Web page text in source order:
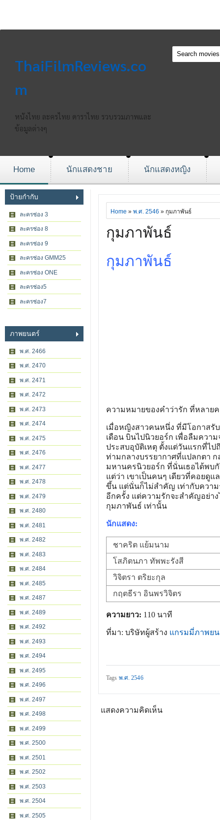
ThaiFilmReviews.co
m
หนังไทย ละครไทย ดาราไทย รวบรวมภาพและ
ข้อมูลต่างๆ
Home นักแสดงชาย นักแสดงหญิง
ป้ายกำกับ
ละครช่อง 3
ละครช่อง 8
ละครช่อง 9
ละครช่อง GMM25
ละครช่อง ONE
ละครช่อง5
ละครช่อง7
ภาพยนตร์
พ.ศ. 2466
พ.ศ. 2470
พ.ศ. 2471
พ.ศ. 2472
พ.ศ. 2473
พ.ศ. 2474
พ.ศ. 2475
พ.ศ. 2476
พ.ศ. 2477
พ.ศ. 2478
พ.ศ. 2479
พ.ศ. 2480
พ.ศ. 2481
พ.ศ. 2482
พ.ศ. 2483
พ.ศ. 2484
พ.ศ. 2485
พ.ศ. 2487
พ.ศ. 2489
พ.ศ. 2492
พ.ศ. 2493
พ.ศ. 2494
พ.ศ. 2495
พ.ศ. 2496
พ.ศ. 2497
พ.ศ. 2498
พ.ศ. 2499
พ.ศ. 2500
พ.ศ. 2501
พ.ศ. 2502
พ.ศ. 2503
พ.ศ. 2504
พ.ศ. 2505
Home » พ.ศ. 2546 » กุมภาพันธ์
กุมภาพันธ์
กุมภาพันธ์
ความหมายของคำว่ารัก ที่หลายค
เมื่อหญิงสาวคนหนึ่ง ที่มีโอกาสรั
เดือน บินไปนิวยอร์ก เพื่อลืมควา
ประสบอุบัติเหตุ ตั้งแต่วันแรกที่ไป
ท่ามกลางบรรยากาศที่แปลกตา
มหานครนิวยอร์ก ที่นั่นเธอได้พบกั
แต่ว่า เขาเป็นคนๆ เดียวที่คอยดู
ขึ้น แต่นั่นก็ไม่สำคัญ เท่ากับความ
อีกครั้ง แต่ความรักจะสำคัญอย่าง
กุมภาพันธ์ เท่านั้น
นักแสดง:
ชาคริต แย้มนาม
โสภิตนภา ทัพพะรังสี
วิจิตรา ตริยะกุล
กฤตธีรา อินพรวิจิตร
ความยาว: 110 นาที
ที่มา: บริษัทผู้สร้าง แกรมมี่ภาพย
Tags พ.ศ. 2546
แสดงความคิดเห็น